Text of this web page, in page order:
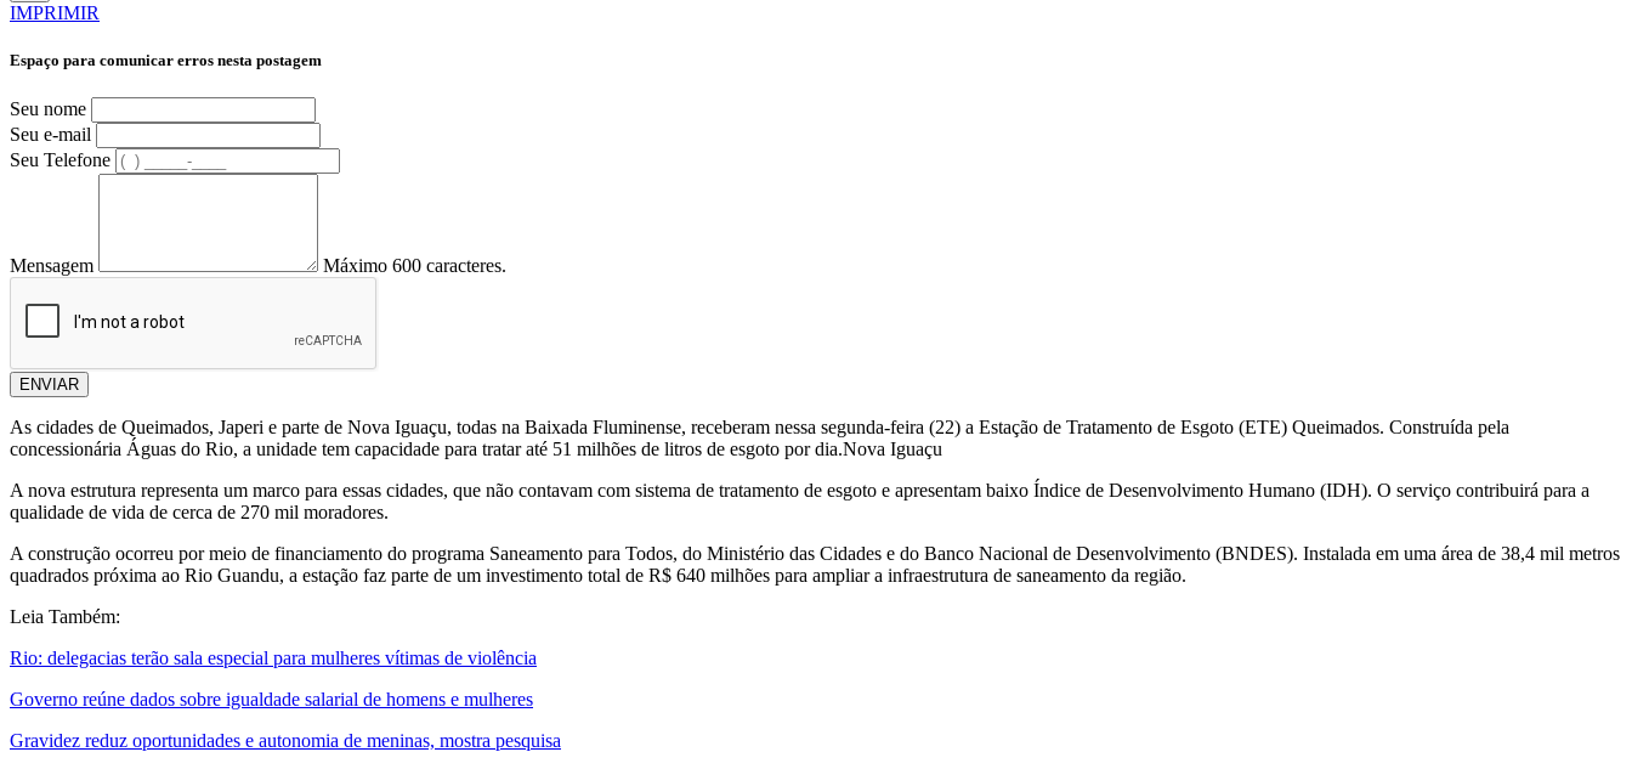
IMPRIMIR
Espaço para comunicar erros nesta postagem
Seu nome
Seu e-mail
Seu Telefone
Mensagem Máximo 600 caracteres.
ENVIAR
As cidades de Queimados, Japeri e parte de Nova Iguaçu, todas na Baixada Fluminense, receberam nessa segunda-feira (22) a Estação de Tratamento de Esgoto (ETE) Queimados. Construída pela
concessionária Águas do Rio, a unidade tem capacidade para tratar até 51 milhões de litros de esgoto por dia.Nova Iguaçu
A nova estrutura representa um marco para essas cidades, que não contavam com sistema de tratamento de esgoto e apresentam baixo Índice de Desenvolvimento Humano (IDH). O serviço contribuirá para a
qualidade de vida de cerca de 270 mil moradores.
A construção ocorreu por meio de financiamento do programa Saneamento para Todos, do Ministério das Cidades e do Banco Nacional de Desenvolvimento (BNDES). Instalada em uma área de 38,4 mil metros
quadrados próxima ao Rio Guandu, a estação faz parte de um investimento total de R$ 640 milhões para ampliar a infraestrutura de saneamento da região.
Leia Também:
Rio: delegacias terão sala especial para mulheres vítimas de violência
Governo reúne dados sobre igualdade salarial de homens e mulheres
Gravidez reduz oportunidades e autonomia de meninas, mostra pesquisa